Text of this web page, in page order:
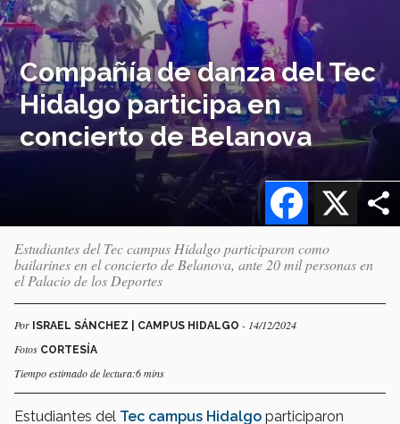
Compañía de danza del Tec
Hidalgo participa en
concierto de Belanova
X
Facebook
Estudiantes del Tec campus Hidalgo participaron como
bailarines en el concierto de Belanova, ante 20 mil personas en
el Palacio de los Deportes
Por ISRAEL SÁNCHEZ | CAMPUS HIDALGO - 14/12/2024
Fotos CORTESÍA
Tiempo estimado de lectura:6 mins
Estudiantes del Tec campus Hidalgo participaron